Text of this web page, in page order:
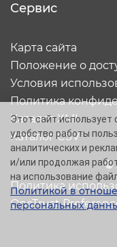
Сервис
©
Карта сайта
Положение о
Условия
Политика
Каталог XML
Каталог CSV
Политика
OneTrust
Этот сайт
удобство работы
аналитических и
и/или продолжая
на использование
Политикой в
персональных